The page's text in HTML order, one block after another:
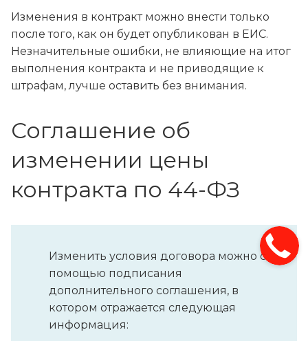
Изменения в контракт можно внести только
после того, как он будет опубликован в ЕИС.
Незначительные ошибки, не влияющие на итог
выполнения контракта и не приводящие к
штрафам, лучше оставить без внимания.
Соглашение об
изменении цены
контракта по 44-ФЗ
Изменить условия договора можно с
помощью подписания
дополнительного соглашения, в
котором отражается следующая
информация: